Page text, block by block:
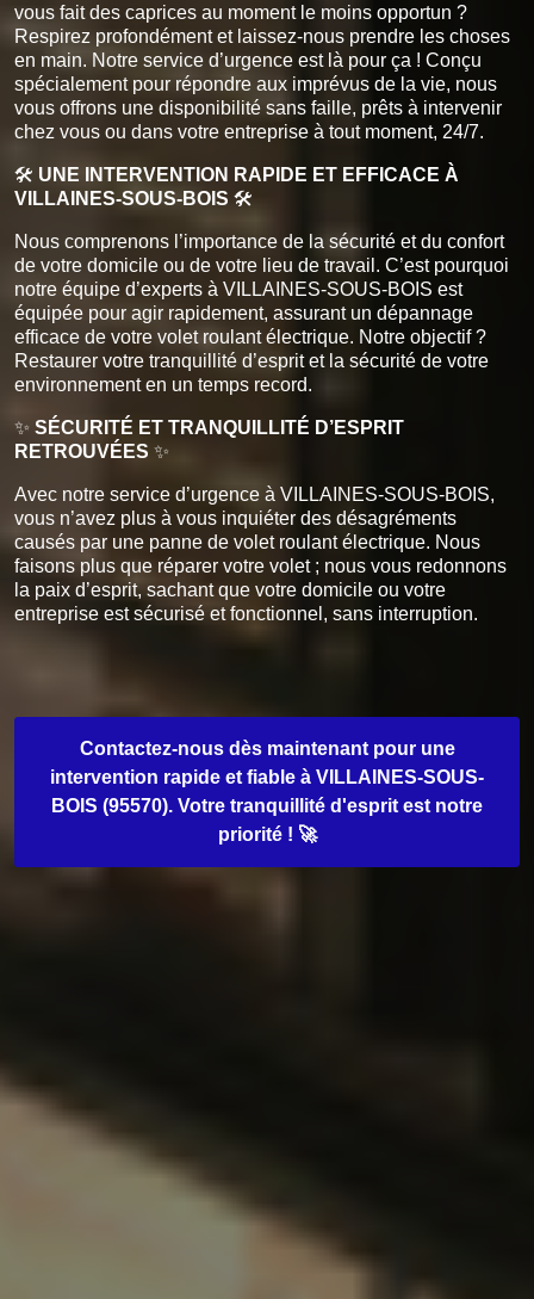
vous fait des caprices au moment le moins opportun ?
Respirez profondément et laissez-nous prendre les choses
en main. Notre service d’urgence est là pour ça ! Conçu
spécialement pour répondre aux imprévus de la vie, nous
vous offrons une disponibilité sans faille, prêts à intervenir
chez vous ou dans votre entreprise à tout moment, 24/7.
🛠️ UNE INTERVENTION RAPIDE ET EFFICACE À
VILLAINES-SOUS-BOIS 🛠️
Nous comprenons l’importance de la sécurité et du confort
de votre domicile ou de votre lieu de travail. C’est pourquoi
notre équipe d’experts à VILLAINES-SOUS-BOIS est
équipée pour agir rapidement, assurant un dépannage
efficace de votre volet roulant électrique. Notre objectif ?
Restaurer votre tranquillité d’esprit et la sécurité de votre
environnement en un temps record.
✨ SÉCURITÉ ET TRANQUILLITÉ D’ESPRIT
RETROUVÉES ✨
Avec notre service d’urgence à VILLAINES-SOUS-BOIS,
vous n’avez plus à vous inquiéter des désagréments
causés par une panne de volet roulant électrique. Nous
faisons plus que réparer votre volet ; nous vous redonnons
la paix d’esprit, sachant que votre domicile ou votre
entreprise est sécurisé et fonctionnel, sans interruption.
Contactez-nous dès maintenant pour une
intervention rapide et fiable à VILLAINES-SOUS-
BOIS (95570). Votre tranquillité d'esprit est notre
priorité ! 🚀